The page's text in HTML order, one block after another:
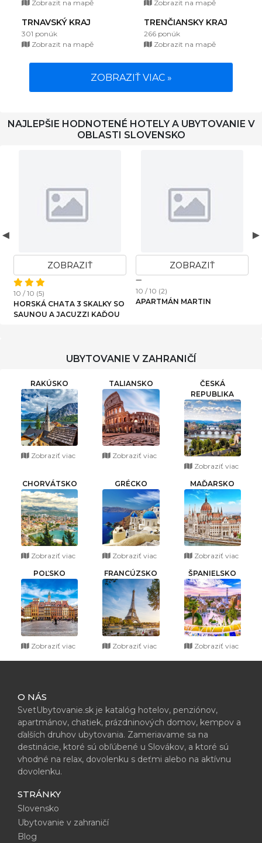
Zobrazit na mapě
Zobrazit na mapě
TRNAVSKÝ KRAJ
301 ponúk
Zobrazit na mapě
TRENČIANSKY KRAJ
266 ponúk
Zobrazit na mapě
ZOBRAZIŤ VIAC »
NAJLEPŠIE HODNOTENÉ HOTELY A UBYTOVANIE V
OBLASTI SLOVENSKO
ZOBRAZIŤ
10 / 10 (5)
HORSKÁ CHATA 3 SKALKY SO
SAUNOU A JACUZZI KAĎOU
ZOBRAZIŤ
10 / 10 (2)
APARTMÁN MARTIN
UBYTOVANIE V ZAHRANIČÍ
RAKÚSKO
Zobraziť viac
TALIANSKO
Zobraziť viac
ČESKÁ
REPUBLIKA
Zobraziť viac
CHORVÁTSKO
Zobraziť viac
GRÉCKO
Zobraziť viac
MAĎARSKO
Zobraziť viac
POĽSKO
Zobraziť viac
FRANCÚZSKO
Zobraziť viac
ŠPANIELSKO
Zobraziť viac
O NÁS
SvetUbytovanie.sk je katalóg hotelov, penziónov,
apartmánov, chatiek, prázdninových domov, kempov a
ďalších druhov ubytovania. Zameriavame sa na
destinácie, ktoré sú obľúbené u Slovákov, a ktoré sú
vhodné na relax, dovolenku s deťmi alebo na aktívnu
dovolenku.
STRÁNKY
Slovensko
Ubytovanie v zahraničí
Blog